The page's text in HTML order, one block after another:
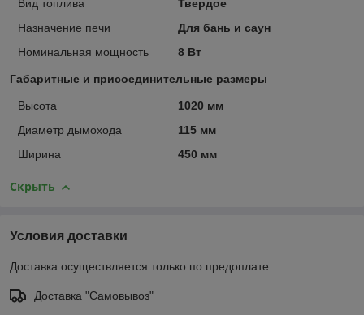
Вид топлива
Твердое
Назначение печи
Для бань и саун
Номинальная мощность
8 Вт
Габаритные и присоединительные размеры
Высота
1020 мм
Диаметр дымохода
115 мм
Ширина
450 мм
Скрыть
Условия доставки
Доставка осуществляется только по предоплате.
Доставка "Самовывоз"